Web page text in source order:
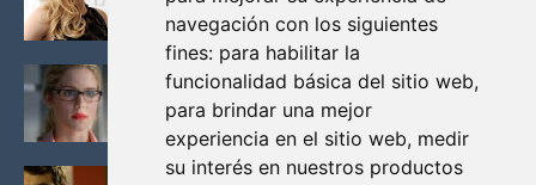
navegación con los siguientes
fines: para habilitar la
funcionalidad básica del sitio web,
para brindar una mejor
experiencia en el sitio web, medir
su interés en nuestros productos
Junio 14, 2013
FELICITY (EMILY BETT RICKARDS), LAS FOTOS
MAS BONITAS DE LA ALIADA DE ARROW
Noviembre 30, 2013
BLACK MIRROR: TODA TU HISTORIA. EPISODIO 3.